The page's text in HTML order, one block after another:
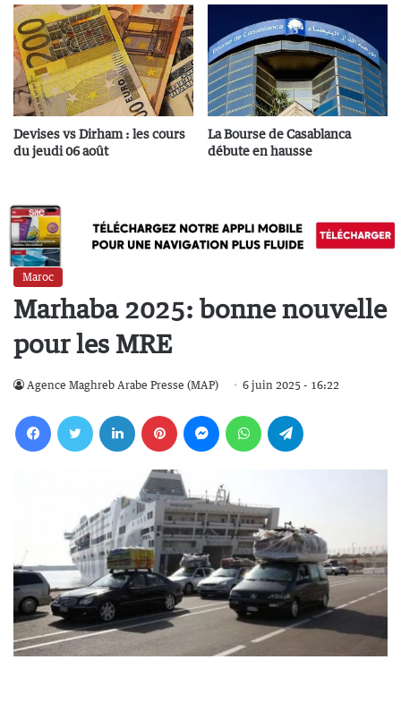
Devises vs Dirham : les cours
du jeudi 06 août
La Bourse de Casablanca
débute en hausse